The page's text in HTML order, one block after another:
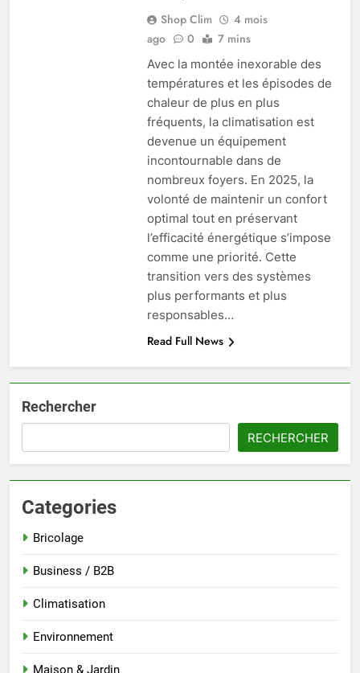
Shop Clim
4 mois
ago
0 7 mins
Avec la montée inexorable des
températures et les épisodes de
chaleur de plus en plus
fréquents, la climatisation est
devenue un équipement
incontournable dans de
nombreux foyers. En 2025, la
volonté de maintenir un confort
optimal tout en préservant
l’efficacité énergétique s’impose
comme une priorité. Cette
transition vers des systèmes
plus performants et plus
responsables…
Read Full News
Rechercher
RECHERCHER
Categories
Bricolage
Business / B2B
Climatisation
Environnement
Maison & Jardin